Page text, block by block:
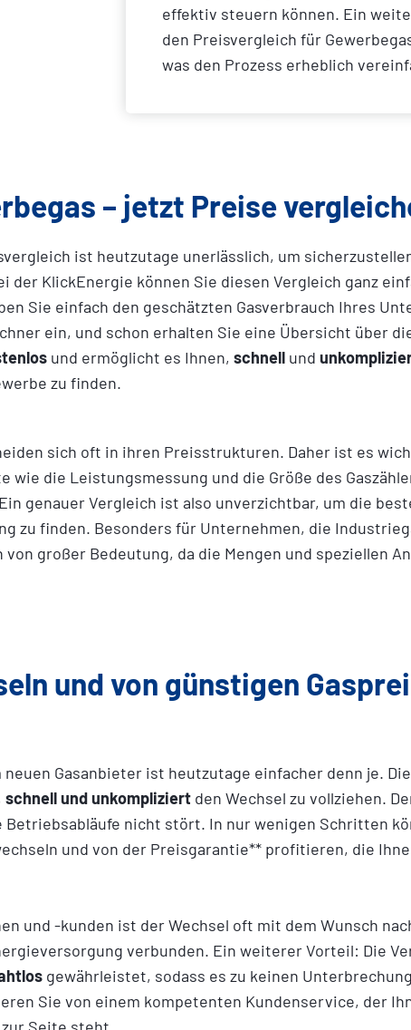
effektiv steuern können. Ein
den Preisvergleich für
was den Prozess erheblich
– jetzt Preise
ist heutzutage unerlässlich, um
der KlickEnergie können Sie diesen Vergleich ganz
Sie einfach den geschätzten Gasverbrauch Ihres
ein, und schon erhalten Sie eine Übersicht über
und ermöglicht es Ihnen, schnell und
sich oft in ihren Preisstrukturen. Daher ist es
wie die Leistungsmessung und die Größe des
genauer Vergleich ist also unverzichtbar, um die
zu finden. Besonders für Unternehmen, die
von großer Bedeutung, da die Mengen und speziellen
und von günstigen
neuen Gasanbieter ist heutzutage einfacher denn je.
schnell und unkompliziert den Wechsel zu vollziehen.
nicht stört. In nur wenigen Schritten
und von der Preisgarantie** profitieren, die
und -kunden ist der Wechsel oft mit dem Wunsch
verbunden. Ein weiterer Vorteil: Die
gewährleistet, sodass es zu keinen
Sie von einem kompetenten Kundenservice, der